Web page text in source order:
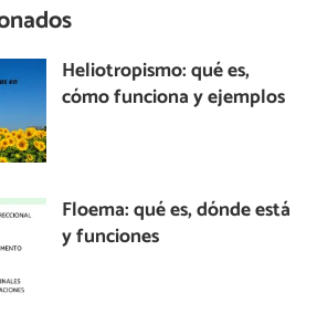
Heliotropismo: qué es,
cómo funciona y ejemplos
Floema: qué es, dónde está
y funciones